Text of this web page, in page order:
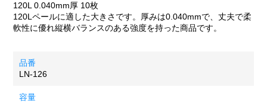
120L 0.040mm厚 10枚
120Lペールに適した大きさです。厚みは0.040mmで、丈夫で柔
軟性に優れ縦横バランスのある強度を持った商品です。
品番
LN-126
容量